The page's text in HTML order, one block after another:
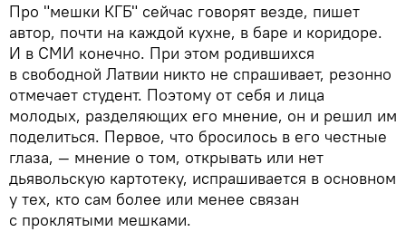
Про "мешки КГБ" сейчас говорят везде, пишет
автор, почти на каждой кухне, в баре и коридоре.
И в СМИ конечно. При этом родившихся
в свободной Латвии никто не спрашивает, резонно
отмечает студент. Поэтому от себя и лица
молодых, разделяющих его мнение, он и решил им
поделиться. Первое, что бросилось в его честные
глаза, — мнение о том, открывать или нет
дьявольскую картотеку, испрашивается в основном
у тех, кто сам более или менее связан
с проклятыми мешками.